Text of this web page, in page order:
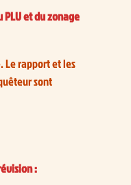
et du zonage
Le rapport et les
sont
: